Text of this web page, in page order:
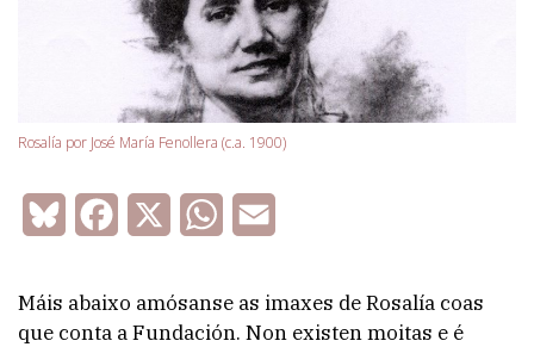
Rosalía por José María Fenollera (c.a. 1900)
Bluesky Facebook WhatsApp
Máis abaixo amósanse as imaxes de Rosalía coas
que conta a Fundación. Non existen moitas e é